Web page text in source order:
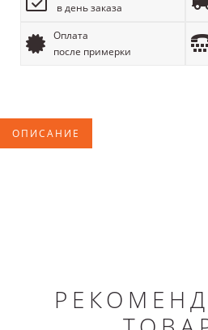
в день заказа
Оплата
после примерки
ОПИСАНИЕ